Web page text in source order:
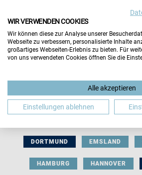
BERUFLICHE ORIENTIERUNG
DORTMUND EMSLAND
HAMBURG HANNOVER
WIR VERWENDEN COOKIES
Wir können diese zur Analyse unserer
Webseite zu verbessern, personalisierte Inhalte
großartiges Webseiten-Erlebnis zu bieten. Für
von uns verwendeten Cookies öffnen Sie die
Alle akzeptieren
Einstellungen ablehnen